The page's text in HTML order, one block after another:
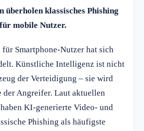
überholen klassisches Phishing
mobile Nutzer.
Smartphone-Nutzer hat sich
Künstliche Intelligenz ist nicht
der Verteidigung – sie wird
der Angreifer. Laut aktuellen
KI-generierte Video- und
Phishing als häufigste